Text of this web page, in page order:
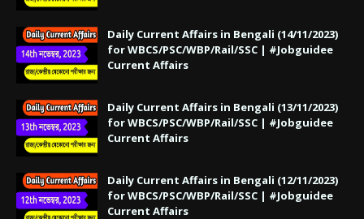
Daily Current Affairs in Bengali (14/11/2023)
for WBCS/PSC/WBP/Rail/SSC | #Jobguidee
Current Affairs
Daily Current Affairs in Bengali (13/11/2023)
for WBCS/PSC/WBP/Rail/SSC | #Jobguidee
Current Affairs
Daily Current Affairs in Bengali (12/11/2023)
for WBCS/PSC/WBP/Rail/SSC | #Jobguidee
Current Affairs